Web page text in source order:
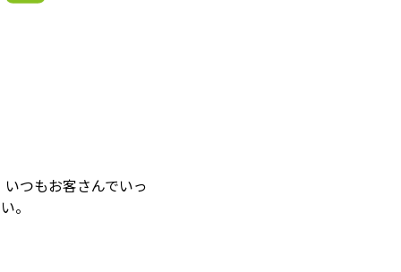
つもお客さんでいっ
。